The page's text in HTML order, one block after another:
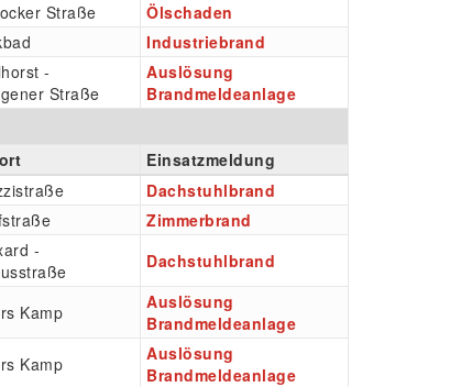
Straße
Ölschaden
Industriebrand
-
Straße
Auslösung
Brandmeldeanlage
Einsatzmeldung
Dachstuhlbrand
Zimmerbrand
-
Dachstuhlbrand
Kamp
Auslösung
Brandmeldeanlage
Kamp
Auslösung
Brandmeldeanlage